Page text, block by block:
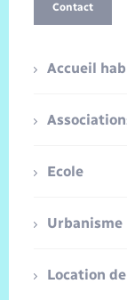
Contact
Accueil
Ecole
Urbanisme
Location